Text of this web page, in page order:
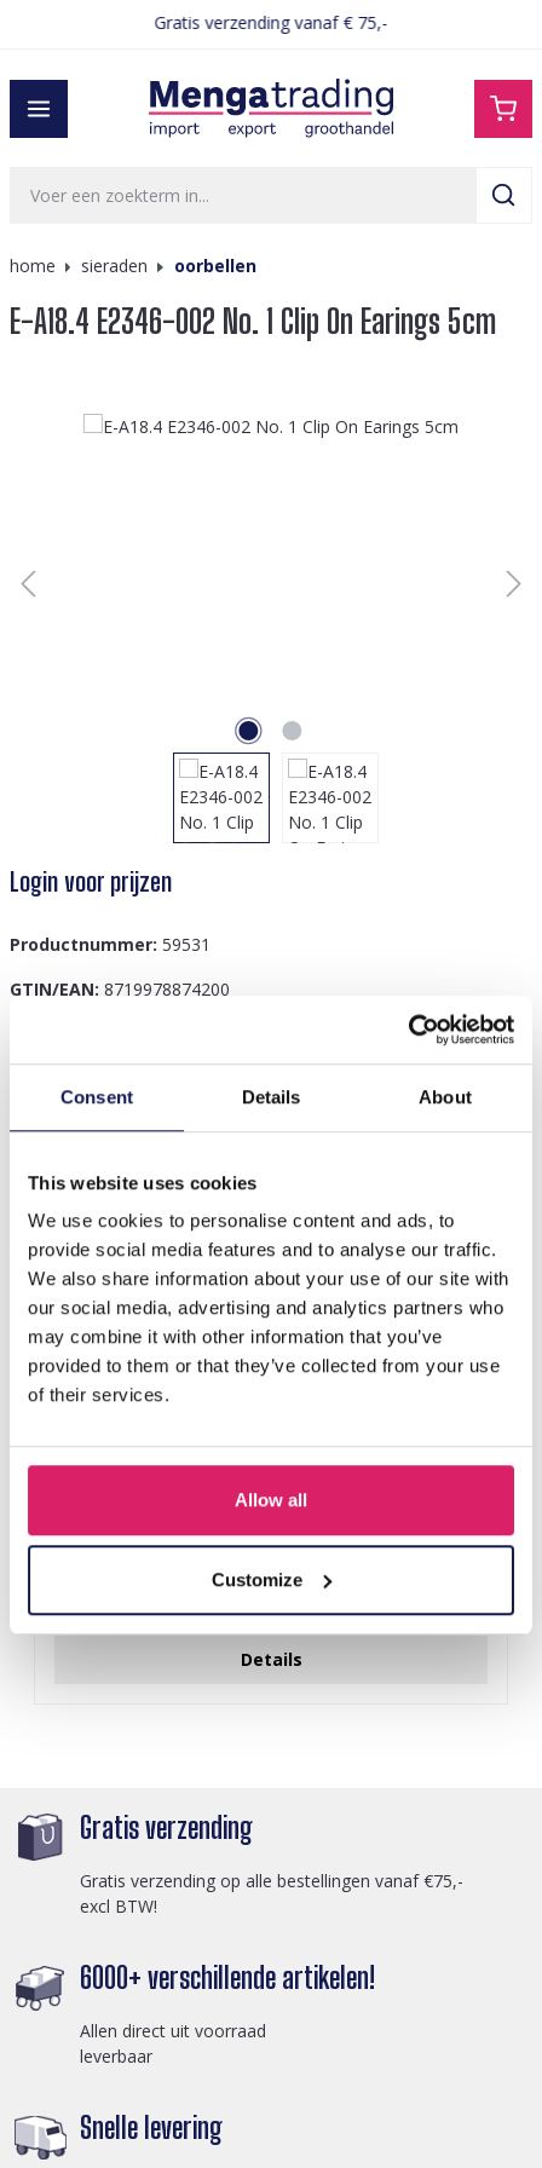
Consent Details About
This website uses cookies
We use cookies to personalise content and ads, to
provide social media features and to analyse our traffic.
We also share information about your use of our site with
our social media, advertising and analytics partners who
may combine it with other information that you’ve
provided to them or that they’ve collected from your use
of their services.
Allow all
Customize
Gratis verzending vanaf € 75,-
home sieraden oorbellen
E-A18.4 E2346-002 No. 1 Clip On Earings 5cm
Afbeeldingengalerij overslaan
Login voor prijzen
Productnummer: 59531
GTIN/EAN: 8719978874200
Beschrijving
E-A18.4 E2346-002 No. 1 Clip On Earings 5cm
Anderen kochten ook
Black
Login voor prijzen
Details
Gratis verzending
Gratis verzending op alle bestellingen vanaf €75,-
excl BTW!
6000+ verschillende artikelen!
Allen direct uit voorraad
leverbaar
Snelle levering